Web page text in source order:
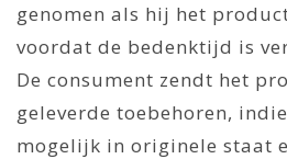
genomen als hij het
voordat de bedenktijd is
De consument zendt het
geleverde toebehoren,
mogelijk in originele staat